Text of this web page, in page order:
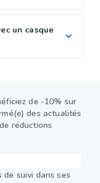
un casque
de -10% sur
des actualités
réductions
de suivi dans ses